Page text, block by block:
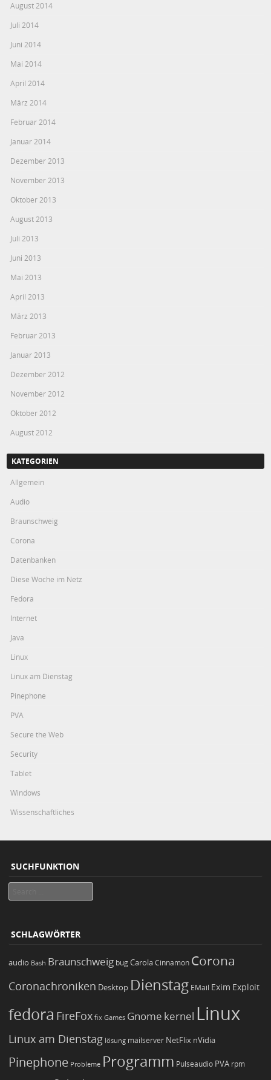
August 2014
Juli 2014
Juni 2014
Mai 2014
April 2014
März 2014
Februar 2014
Januar 2014
Dezember 2013
November 2013
Oktober 2013
August 2013
Juli 2013
Juni 2013
Mai 2013
April 2013
März 2013
Februar 2013
Januar 2013
Dezember 2012
November 2012
Oktober 2012
August 2012
KATEGORIEN
Allgemein
Audio
Braunschweig
Corona
Datenbanken
Diese Woche im Netz
Fedora
Internet
Java
Linux
Linux am Dienstag
Pinephone
PVA
Secure the Web
Security
Tablet
Windows
Wissenschaftliches
SUCHFUNKTION
SCHLAGWÖRTER
audio Bash Braunschweig bugCarola Cinnamon Corona
Coronachroniken Desktop Dienstag EMail Exim Exploit
fedora FireFox fix Games Gnome kernel Linux
Linux am Dienstag lösung mailserver NetFlix nVidia
Pinephone Probleme Programm Pulseaudio PVA rpm